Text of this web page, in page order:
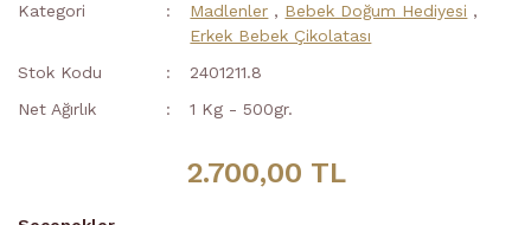
Kategori Madlenler , Bebek Doğum Hediyesi ,
Erkek Bebek Çikolatası
Stok Kodu
2401211.8
Net Ağırlık
1 Kg - 500gr.
2.700,00 TL